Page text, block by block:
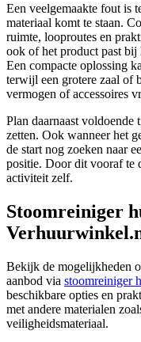
Een veelgemaakte fout is
materiaal komt te staan.
ruimte, looproutes en
ook of het product past bij
Een compacte oplossing
terwijl een grotere zaal of
vermogen of accessoires
Plan daarnaast
zetten. Ook wanneer het
de start nog zoeken naar
positie. Door dit vooraf te
activiteit zelf.
Stoomreiniger
Bekijk de mogelijkheden
aanbod via stoomreiniger
beschikbare opties en
met andere materialen
veiligheidsmateriaal.